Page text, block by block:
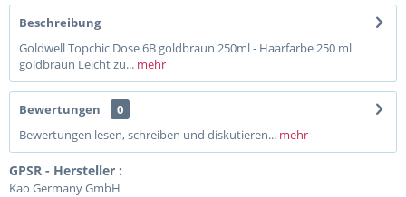
Beschreibung
Goldwell Topchic Dose 6B goldbraun 250ml - Haarfarbe 250 ml
goldbraun Leicht zu... mehr
Bewertungen
0
Bewertungen lesen, schreiben und diskutieren... mehr
GPSR - Hersteller :
Kao Germany GmbH